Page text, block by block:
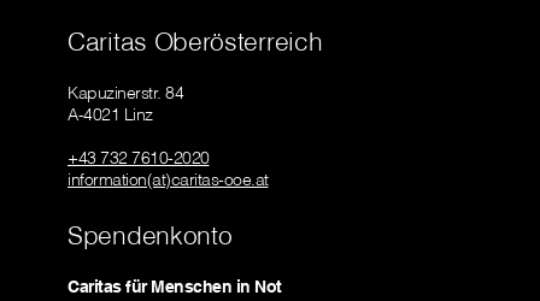
Caritas Oberösterreich
Kapuzinerstr. 84
A-4021 Linz
+43 732 7610-2020
information(at)caritas-ooe.at
Spendenkonto
Caritas für Menschen in Not